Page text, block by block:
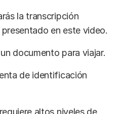
la transcripción
en este video.
documento para viajar.
de identificación
altos niveles de